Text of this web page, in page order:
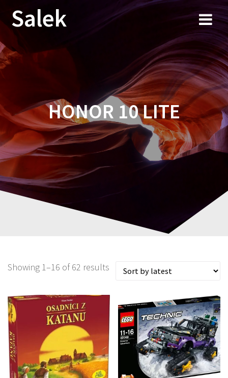
Przejdź
do
Salek
HONOR 10 LITE
Showing 1–16 of 62 results